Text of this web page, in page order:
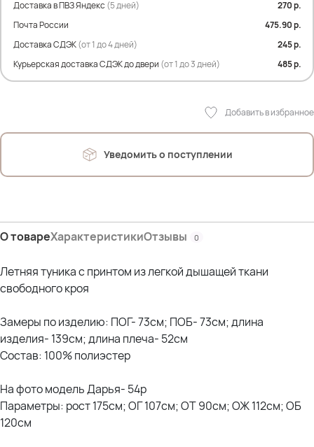
Елена (58р) - рост 162см; ОГ 125см; ОТ 110см; ОЖ 129см; ОБ 125см
Доставка в ПВЗ Яндекс (5 дней)
270 р.
Почта России
475.90 р.
Доставка СДЭК(от 1 до 4 дней)
245 р.
Курьерская доставка СДЭК до двери (от 1 до 3 дней) 485 р.
Добавить в избранное
Уведомить о поступлении
О товареХарактеристикиОтзывы 0
Летняя туника с принтом из легкой дышащей ткани
свободного кроя
Замеры по изделию: ПОГ- 73см; ПОБ- 73см; длина
изделия- 139см; длина плеча- 52см
Состав: 100% полиэстер
На фото модель Дарья- 54р
Параметры: рост 175см; ОГ 107см; ОТ 90см; ОЖ 112см; ОБ
120см